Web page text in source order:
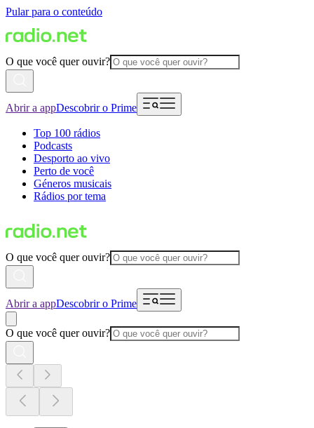
Pular para o conteúdo
O que você quer ouvir?
Abrir a appDescobrir o Prime
Top 100 rádios
Podcasts
Desporto ao vivo
Perto de você
Géneros musicais
Rádios por tema
O que você quer ouvir?
Abrir a appDescobrir o Prime
O que você quer ouvir?